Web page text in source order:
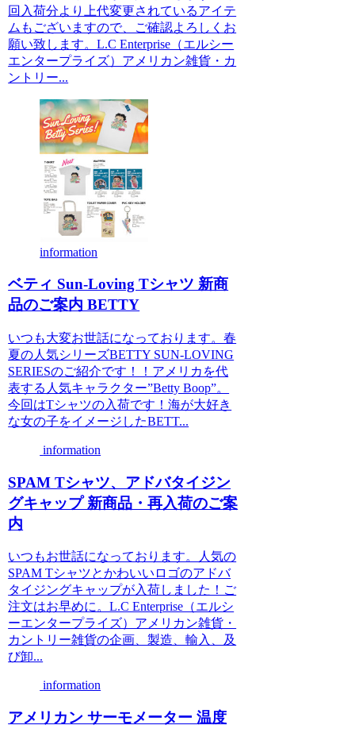
回入荷分より上代変更されているアイテ
ムもございますので、ご確認よろしくお
願い致します。L.C Enterprise（エルシー
エンタープライズ）アメリカン雑貨・カ
ントリー...
information
ベティ Sun-Loving Tシャツ 新商
品のご案内 BETTY
いつも大変お世話になっております。春
夏の人気シリーズBETTY SUN-LOVING
SERIESのご紹介です！！アメリカを代
表する人気キャラクター”Betty Boop”。
今回はTシャツの入荷です！海が大好き
な女の子をイメージしたBETT...
information
SPAM Tシャツ、アドバタイジン
グキャップ 新商品・再入荷のご案
内
いつもお世話になっております。人気の
SPAM Tシャツとかわいいロゴのアドバ
タイジングキャップが入荷しました！ご
注文はお早めに。L.C Enterprise（エルシ
ーエンタープライズ）アメリカン雑貨・
カントリー雑貨の企画、製造、輸入、及
び卸...
information
アメリカン サーモメーター 温度